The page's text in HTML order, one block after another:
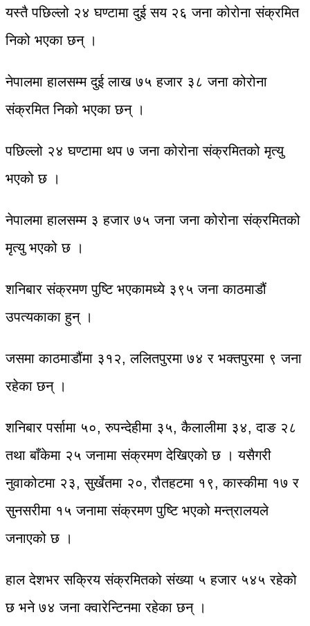
यस्तै पछिल्लो २४ घण्टामा दुई सय २६ जना कोरोना संक्रमित
निको भएका छन् ।
नेपालमा हालसम्म दुई लाख ७५ हजार ३८ जना कोरोना
संक्रमित निको भएका छन् ।
पछिल्लो २४ घण्टामा थप ७ जना कोरोना संक्रमितको मृत्यु
भएको छ ।
नेपालमा हालसम्म ३ हजार ७५ जना जना कोरोना संक्रमितको
मृत्यु भएको छ ।
शनिबार संक्रमण पुष्टि भएकामध्ये ३९५ जना काठमाडौं
उपत्यकाका हुन् ।
जसमा काठमाडौंमा ३१२, ललितपुरमा ७४ र भक्तपुरमा ९ जना
रहेका छन् ।
शनिबार पर्सामा ५०, रुपन्देहीमा ३५, कैलालीमा ३४, दाङ २८
तथा बाँकेमा २५ जनामा संक्रमण देखिएको छ । यसैगरी
नुवाकोटमा २३, सुर्खेतमा २०, रौतहटमा १९, कास्कीमा १७ र
सुनसरीमा १५ जनामा संक्रमण पुष्टि भएको मन्त्रालयले
जनाएको छ ।
हाल देशभर सक्रिय संक्रमितको संख्या ५ हजार ५४५ रहेको
छ भने ७४ जना क्वारेन्टिनमा रहेका छन् ।